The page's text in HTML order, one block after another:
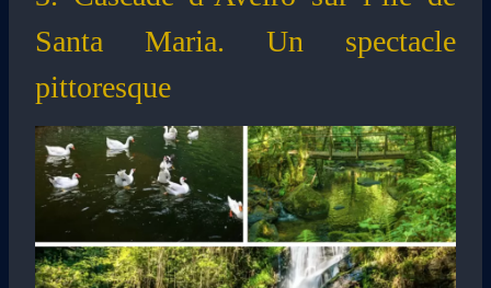
Santa Maria. Un spectacle
pittoresque